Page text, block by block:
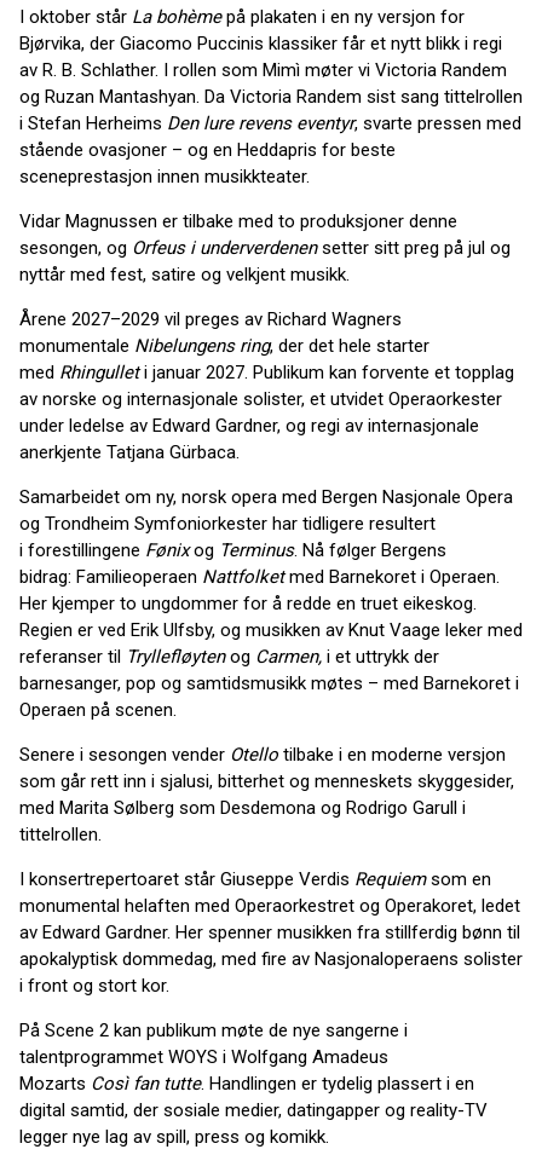
I oktober står La bohèmepå plakaten i en ny versjon for
Bjørvika, der Giacomo Puccinis klassiker får et nytt blikk i regi
av R. B. Schlather. I rollen som Mimì møter vi Victoria Randem
og Ruzan Mantashyan. Da Victoria Randem sist sang tittelrollen
i Stefan Herheims Den lure revens eventyr, svarte pressen med
stående ovasjoner – og en Heddapris for beste
sceneprestasjon innen musikkteater.
Vidar Magnussen er tilbake med to produksjoner denne
sesongen, og Orfeus i underverdenensetter sitt preg på jul og
nyttår med fest, satire og velkjent musikk.
Årene 2027–2029 vil preges av Richard Wagners
monumentale Nibelungens ring, der det hele starter
med Rhingulleti januar 2027. Publikum kan forvente et topplag
av norske og internasjonale solister, et utvidet Operaorkester
under ledelse av Edward Gardner, og regi av internasjonale
anerkjente Tatjana Gürbaca.
Samarbeidet om ny, norsk opera med Bergen Nasjonale Opera
og Trondheim Symfoniorkester har tidligere resultert
i forestillingene Fønixog Terminus. Nå følger Bergens
bidrag: Familieoperaen Nattfolketmed Barnekoret i Operaen.
Her kjemper to ungdommer for å redde en truet eikeskog.
Regien er ved Erik Ulfsby, og musikken av Knut Vaage leker med
referanser til Tryllefløytenog Carmen, i et uttrykk der
barnesanger, pop og samtidsmusikk møtes – med Barnekoret i
Operaen på scenen.
Senere i sesongen vender Otello tilbake i en moderne versjon
som går rett inn i sjalusi, bitterhet og menneskets skyggesider,
med Marita Sølberg som Desdemona og Rodrigo Garull i
tittelrollen.
I konsertrepertoaret står Giuseppe Verdis Requiemsom en
monumental helaften med Operaorkestret og Operakoret, ledet
av Edward Gardner. Her spenner musikken fra stillferdig bønn til
apokalyptisk dommedag, med fire av Nasjonaloperaens solister
i front og stort kor.
På Scene 2 kan publikum møte de nye sangerne i
talentprogrammet WOYS i Wolfgang Amadeus
Mozarts Così fan tutte. Handlingen er tydelig plassert i en
digital samtid, der sosiale medier, datingapper og reality-TV
legger nye lag av spill, press og komikk.